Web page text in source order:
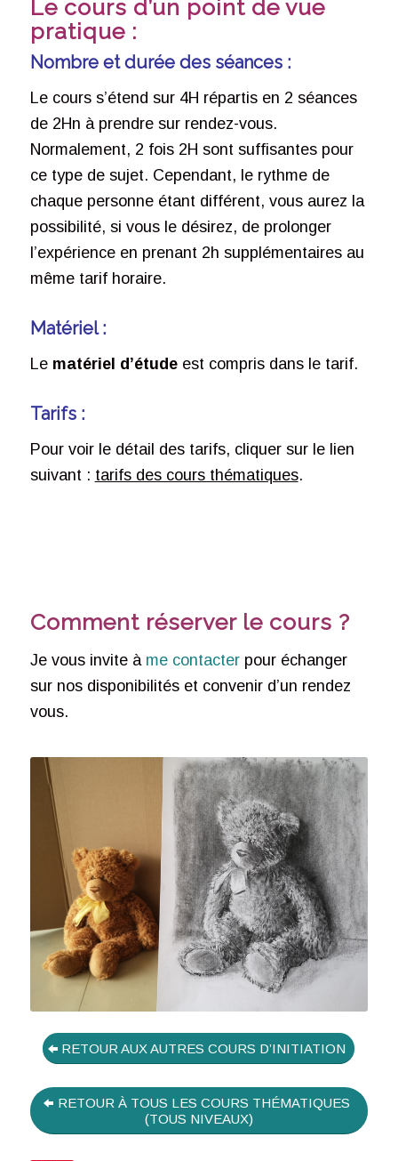
Le cours d’un point de vue
pratique :
Nombre et durée des séances :
Le cours s’étend sur 4H répartis en 2 séances
de 2Hn à prendre sur rendez-vous.
Normalement, 2 fois 2H sont suffisantes pour
ce type de sujet. Cependant, le rythme de
chaque personne étant différent, vous aurez la
possibilité, si vous le désirez, de prolonger
l’expérience en prenant 2h supplémentaires au
même tarif horaire.
Matériel :
Le matériel d’étudeest compris dans le tarif.
Tarifs :
Pour voir le détail des tarifs, cliquer sur le lien
suivant : tarifs des cours thématiques.
Comment réserver le cours ?
Je vous invite à me contacterpour échanger
sur nos disponibilités et convenir d’un rendez
vous.
RETOUR AUX AUTRES COURS D’INITIATION
RETOUR À TOUS LES COURS THÉMATIQUES
(TOUS NIVEAUX)